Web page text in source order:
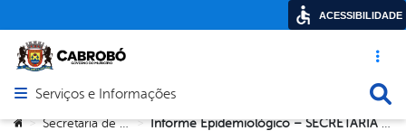
Acesso
Abrir menu principal de navegação
Serviços e Informações
Você está aqui:
> Secretaria de Saúde > Informe Epidemiológico – SECRETARIA DE SAÚDE DE CABROBÓ – 24/01/2022
ACESSIBILIDADE